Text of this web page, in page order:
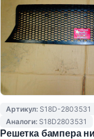
Артикул: S18D-2803531
Аналоги: S18D2803531
Решетка бампера